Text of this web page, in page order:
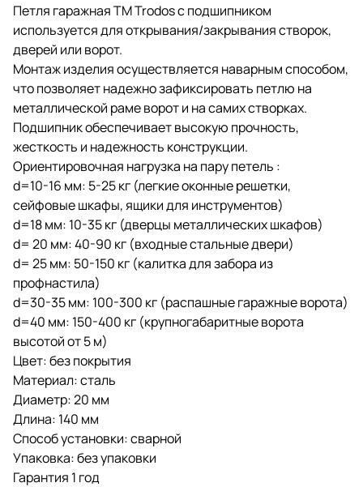
Петля гаражная TM Trodos с подшипником
используется для открывания/закрывания створок,
дверей или ворот.
Монтаж изделия осуществляется наварным способом,
что позволяет надежно зафиксировать петлю на
металлической раме ворот и на самих створках.
Подшипник обеспечивает высокую прочность,
жесткость и надежность конструкции.
Ориентировочная нагрузка на пару петель :
d=10-16 мм: 5-25 кг (легкие оконные решетки,
сейфовые шкафы, ящики для инструментов)
d=18 мм: 10-35 кг (дверцы металлических шкафов)
d= 20 мм: 40-90 кг (входные стальные двери)
d= 25 мм: 50-150 кг (калитка для забора из
профнастила)
d=30-35 мм: 100-300 кг (распашные гаражные ворота)
d=40 мм: 150-400 кг (крупногабаритные ворота
высотой от 5 м)
Цвет: без покрытия
Материал: сталь
Диаметр: 20 мм
Длина: 140 мм
Способ установки: сварной
Упаковка: без упаковки
Гарантия 1 год